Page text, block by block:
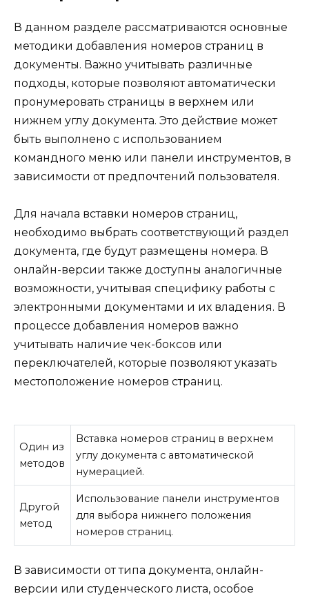
В данном разделе рассматриваются основные
методики добавления номеров страниц в
документы. Важно учитывать различные
подходы, которые позволяют автоматически
пронумеровать страницы в верхнем или
нижнем углу документа. Это действие может
быть выполнено с использованием
командного меню или панели инструментов, в
зависимости от предпочтений пользователя.
Для начала вставки номеров страниц,
необходимо выбрать соответствующий раздел
документа, где будут размещены номера. В
онлайн-версии также доступны аналогичные
возможности, учитывая специфику работы с
электронными документами и их владения. В
процессе добавления номеров важно
учитывать наличие чек-боксов или
переключателей, которые позволяют указать
местоположение номеров страниц.
Один из
методов
Вставка номеров страниц в верхнем
углу документа с автоматической
нумерацией.
Другой
метод
Использование панели инструментов
для выбора нижнего положения
номеров страниц.
В зависимости от типа документа, онлайн-
версии или студенческого листа, особое